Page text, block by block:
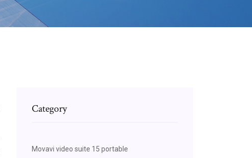
Category
Movavi video suite 15 portable